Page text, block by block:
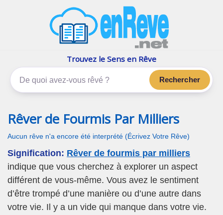
Les rêves, c'est plus que çaTrouvez le Sens en Rêve
Rechercher
Rêver de Fourmis Par Milliers
Aucun rêve n'a encore été interprété (Écrivez Votre Rêve)
Signification: Rêver de fourmis par milliers
indique que vous cherchez à explorer un aspect
différent de vous-même. Vous avez le sentiment
d’être trompé d’une manière ou d’une autre dans
votre vie. Il y a un vide qui manque dans votre vie.